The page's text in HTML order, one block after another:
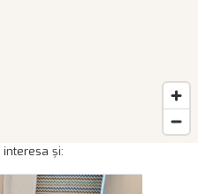
interesa și: